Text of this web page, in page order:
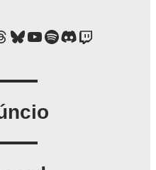
Bluesky YouTube Spotify Discord Twitch